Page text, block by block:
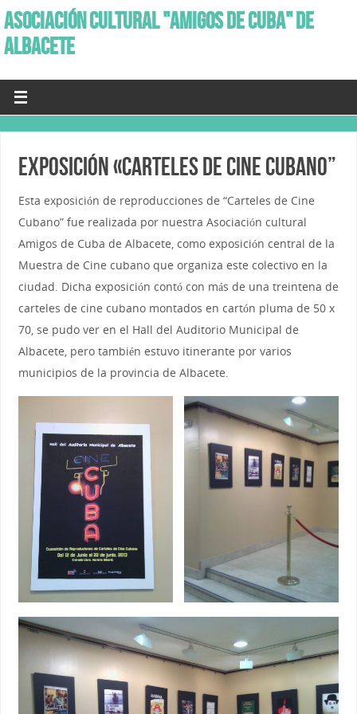
ASOCIACIÓN CULTURAL "AMIGOS DE CUBA" DE
ALBACETE
Exposición «Carteles de Cine Cubano”
Esta exposición de reproducciones de “Carteles de Cine
Cubano” fue realizada por nuestra Asociación cultural
Amigos de Cuba de Albacete, como exposición central de la
Muestra de Cine cubano que organiza este colectivo en la
ciudad. Dicha exposición contó con más de una treintena de
carteles de cine cubano montados en cartón pluma de 50 x
70, se pudo ver en el Hall del Auditorio Municipal de
Albacete, pero también estuvo itinerante por varios
municipios de la provincia de Albacete.